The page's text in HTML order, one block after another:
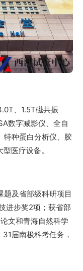
、1.5T磁共振
数字减影仪、全自
特种蛋白分析仪、胶
医疗设备。
及省部级科研项目
进步奖2项；获省部
文和青海自然科学
届南极科考任务，